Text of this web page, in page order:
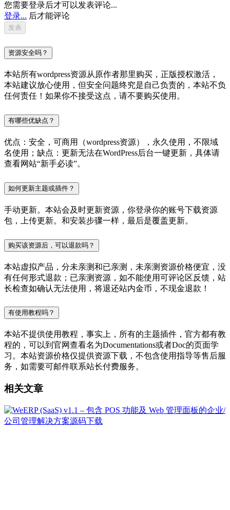
您需要登录后才可以发表评论...
登录... 后才能评论
资源安全吗？
本站所有wordpress资源从原作者那里购买，正版授权激活，
本站建议放心使用，但安全问题终究是自己负责的，本站不负
任何责任！如果你不接受这点，请不要购买使用。
有哪些优缺点？
优点：安全，可商用（wordpress资源），永久使用，不限域
名使用；缺点：更新无法在WordPress后台一键更新，具体请
查看网站“新手必读”。
如何更新主题或插件？
手动更新。本站会及时更新资源，你登录你的账号下载资源
包，上传更新。和安装步骤一样，最后是覆盖更新。
购买该资源后，可以退款吗？
本站虚拟产品，分未亲测和已亲测，未亲测资源价格便宜，没
有任何形式退款；已亲测资源，如不能使用可评论区反馈，站
长检查如确认无法使用，将退还站内金币，不现金退款！
有使用教程吗？
本站不提供使用教程，事实上，所有的主题插件，官方都有教
程的，可以到官网查看名为Documentations或者Doc的页面学
习。本站资源价格仅提供资源下载，不包含使用指导等售后服
务，如需要可邮件联系站长付费服务。
相关文章